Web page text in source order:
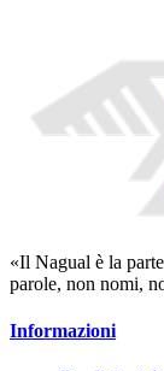
«Il Nagual è la
parole, non nomi,
Informazioni